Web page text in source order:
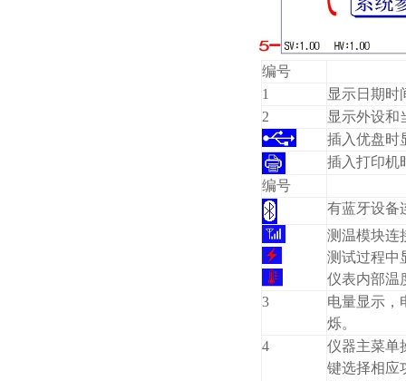
编号
1
显示日期时
2
显示外设和
插入优盘时
插入打印机
编号
有蓝牙设备
测温模块连
测试过程中
仪表内部温
3
电量显示，
烁。
4
仪器主菜单
键选择相应